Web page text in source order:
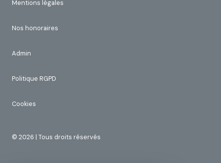
agence@dupontimmobilier.fr
Mentions légales